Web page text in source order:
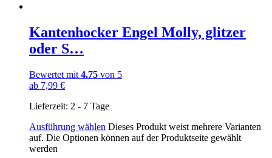
Kantenhocker Engel Molly, glitzer
oder S…
Bewertet mit 4.75 von 5
ab 7,99 €
Lieferzeit: 2 - 7 Tage
Ausführung wählen Dieses Produkt weist mehrere Varianten
auf. Die Optionen können auf der Produktseite gewählt
werden